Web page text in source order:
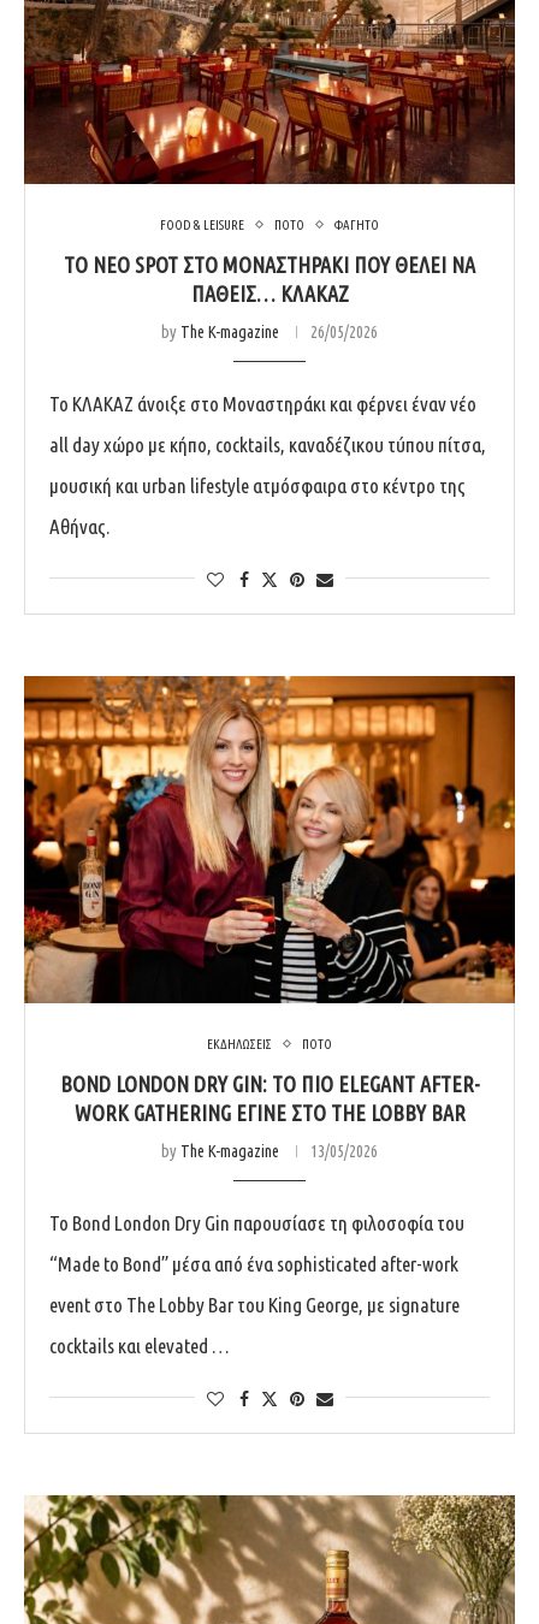
FOOD & LEISURE ΠΟΤΟ ΦΑΓΗΤΟ
ΤΟ ΝΈΟ SPOT ΣΤΟ ΜΟΝΑΣΤΗΡΆΚΙ ΠΟΥ ΘΈΛΕΙ ΝΑ
ΠΆΘΕΙΣ… ΚΛΑΚΑΖ
by The K-magazine 26/05/2026
Το ΚΛΑΚΑΖ άνοιξε στο Μοναστηράκι και φέρνει έναν νέο
all day χώρο με κήπο, cocktails, καναδέζικου τύπου πίτσα,
μουσική και urban lifestyle ατμόσφαιρα στο κέντρο της
Αθήνας.
ΕΚΔΗΛΩΣΕΙΣ ΠΟΤΟ
BOND LONDON DRY GIN: ΤΟ ΠΙΟ ELEGANT AFTER-
WORK GATHERING ΈΓΙΝΕ ΣΤΟ THE LOBBY BAR
by The K-magazine 13/05/2026
Το Bond London Dry Gin παρουσίασε τη φιλοσοφία του
“Made to Bond” μέσα από ένα sophisticated after-work
event στο The Lobby Bar του King George, με signature
cocktails και elevated …